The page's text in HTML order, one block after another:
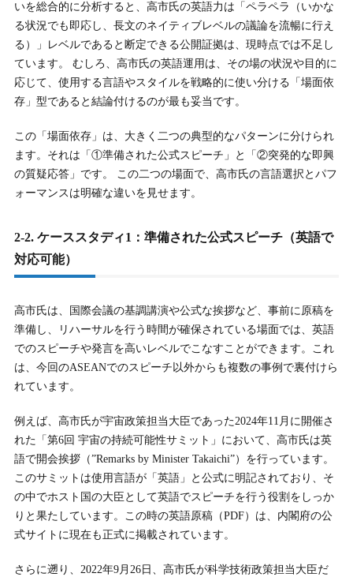
いを総合的に分析すると、高市氏の英語力は「ペラペラ（いかな
る状況でも即応し、長文のネイティブレベルの議論を流暢に行え
る）」レベルであると断定できる公開証拠は、現時点では不足し
ています。 むしろ、高市氏の英語運用は、その場の状況や目的に
応じて、使用する言語やスタイルを戦略的に使い分ける「場面依
存」型であると結論付けるのが最も妥当です。
この「場面依存」は、大きく二つの典型的なパターンに分けられ
ます。それは「①準備された公式スピーチ」と「②突発的な即興
の質疑応答」です。 この二つの場面で、高市氏の言語選択とパフ
ォーマンスは明確な違いを見せます。
2-2. ケーススタディ1：準備された公式スピーチ（英語で
対応可能）
高市氏は、国際会議の基調講演や公式な挨拶など、事前に原稿を
準備し、リハーサルを行う時間が確保されている場面では、英語
でのスピーチや発言を高いレベルでこなすことができます。これ
は、今回のASEANでのスピーチ以外からも複数の事例で裏付けら
れています。
例えば、高市氏が宇宙政策担当大臣であった2024年11月に開催さ
れた「第6回 宇宙の持続可能性サミット」において、高市氏は英
語で開会挨拶（”Remarks by Minister Takaichi”）を行っています。
このサミットは使用言語が「英語」と公式に明記されており、そ
の中でホスト国の大臣として英語でスピーチを行う役割をしっか
りと果たしています。この時の英語原稿（PDF）は、内閣府の公
式サイトに現在も正式に掲載されています。
さらに遡り、2022年9月26日、高市氏が科学技術政策担当大臣だ